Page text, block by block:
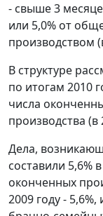
- свыше 3
или 5,0% от
производством
В структуре
по итогам 2010
числа
производства (в
Дела,
составили 5,6%
оконченных
2009 году -